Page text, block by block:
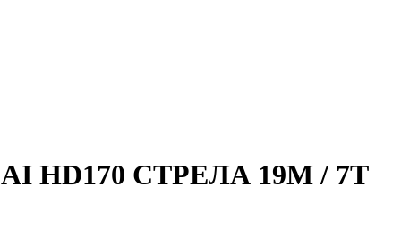
HD170 СТРЕЛА 19М / 7Т